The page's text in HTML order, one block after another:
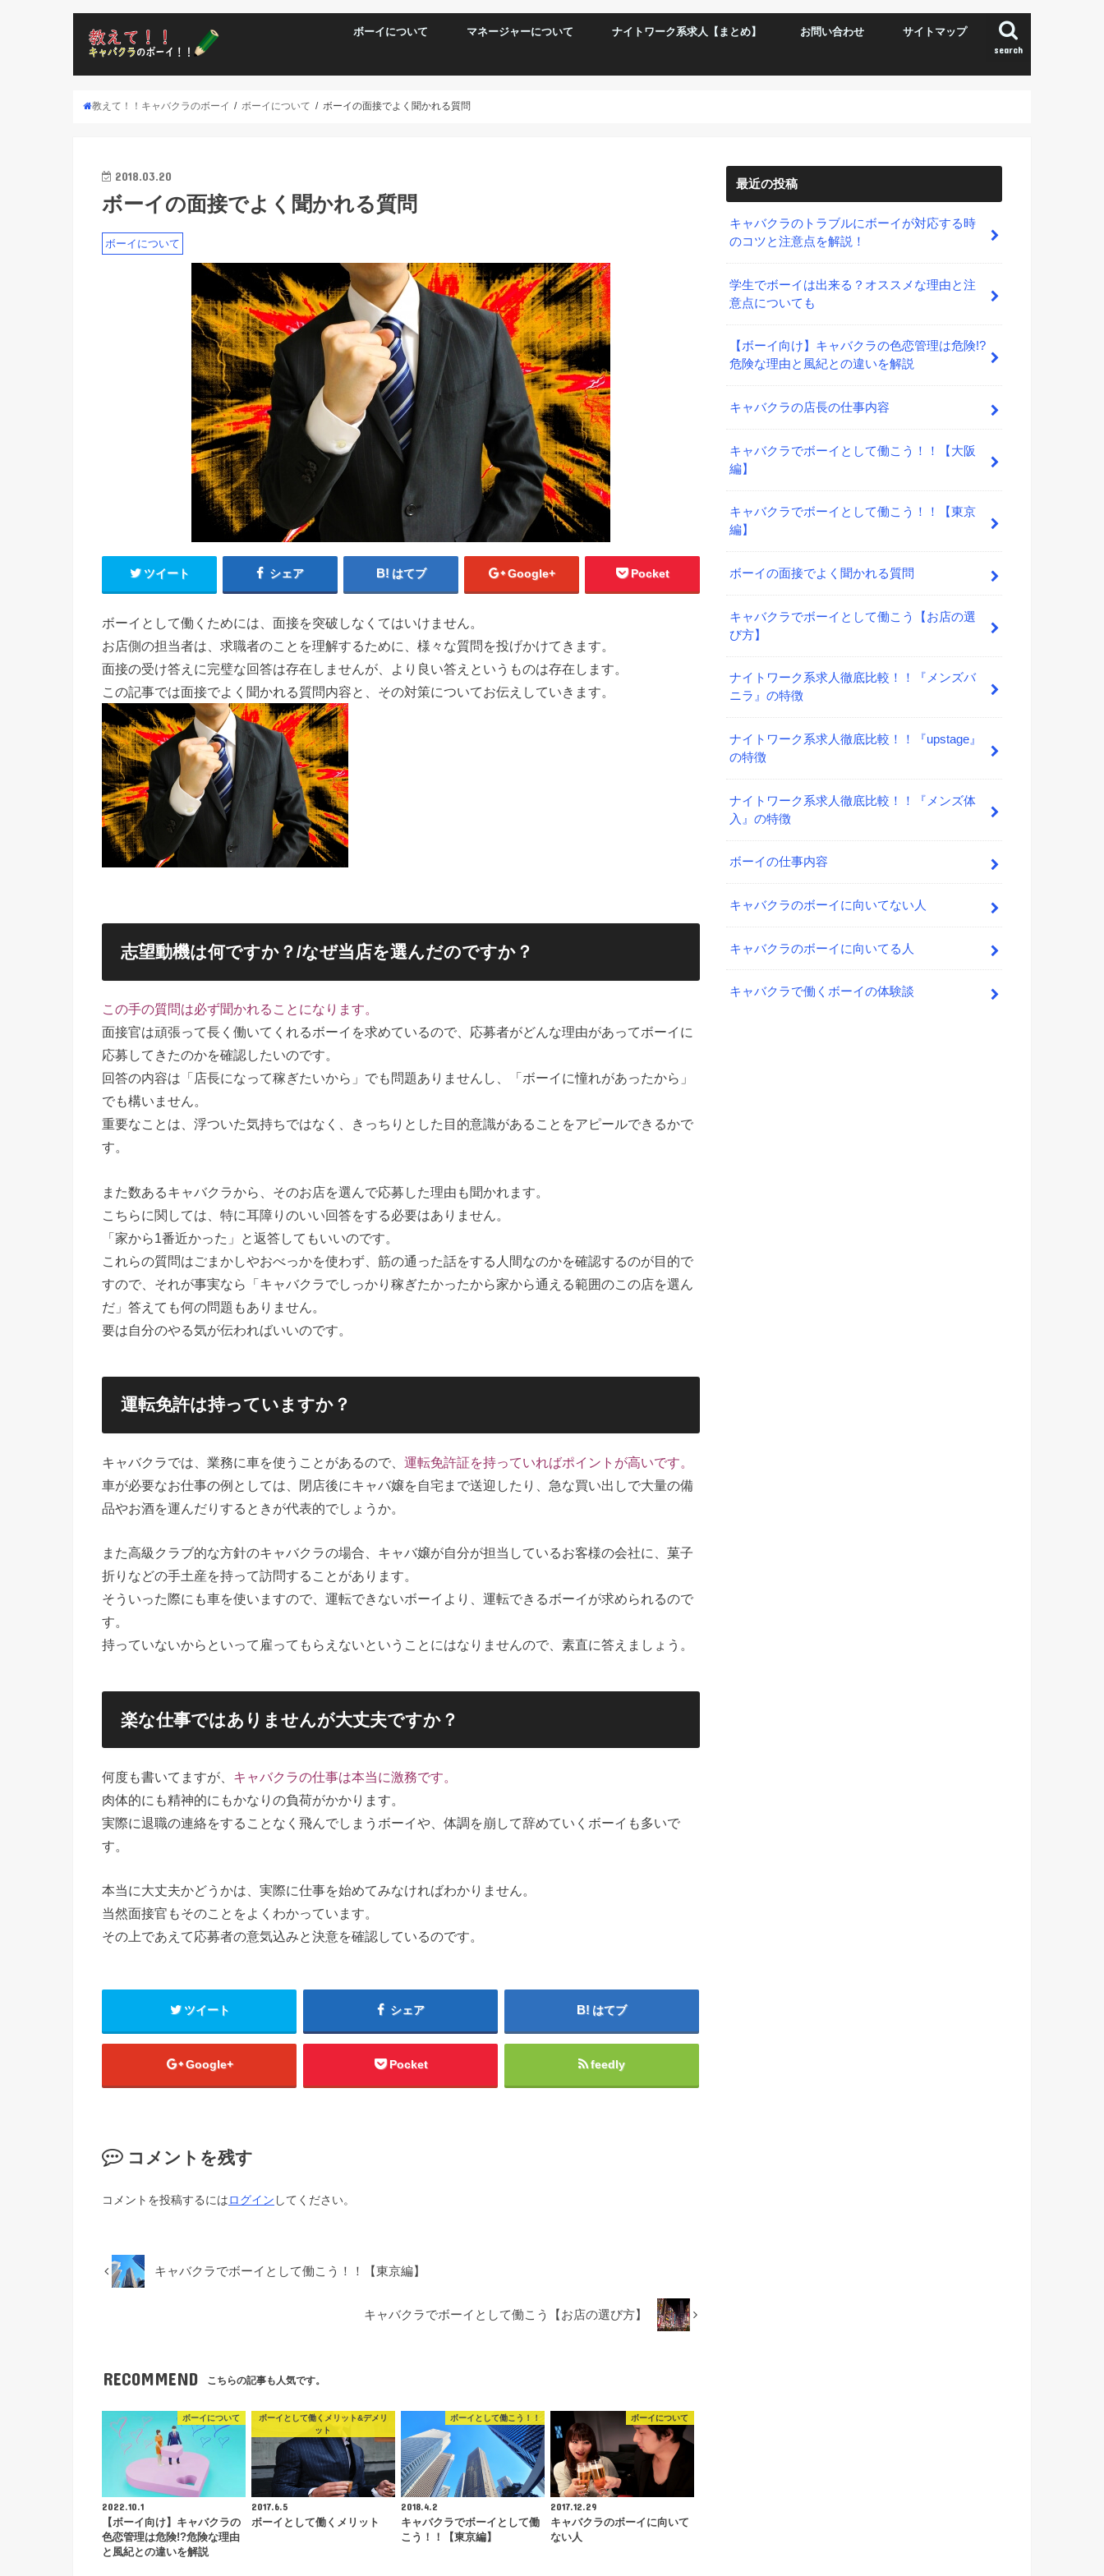
search
ボーイについて マネージャーについて ナイトワーク系求人【まとめ】 お問い合わせ サイトマップ
教えて！！キャバクラのボーイ ボーイについて ボーイの面接でよく聞かれる質問
2018.03.20
ボーイの面接でよく聞かれる質問
ボーイについて
ツイート シェア はてブ Google+ Pocket
ボーイとして働くためには、面接を突破しなくてはいけません。
お店側の担当者は、求職者のことを理解するために、様々な質問を投げかけてきます。
面接の受け答えに完璧な回答は存在しませんが、より良い答えというものは存在します。
この記事では面接でよく聞かれる質問内容と、その対策についてお伝えしていきます。
志望動機は何ですか？/なぜ当店を選んだのですか？
この手の質問は必ず聞かれることになります。
面接官は頑張って長く働いてくれるボーイを求めているので、応募者がどんな理由があってボーイに
応募してきたのかを確認したいのです。
回答の内容は「店長になって稼ぎたいから」でも問題ありませんし、「ボーイに憧れがあったから」
でも構いません。
重要なことは、浮ついた気持ちではなく、きっちりとした目的意識があることをアピールできるかで
す。
また数あるキャバクラから、そのお店を選んで応募した理由も聞かれます。
こちらに関しては、特に耳障りのいい回答をする必要はありません。
「家から1番近かった」と返答してもいいのです。
これらの質問はごまかしやおべっかを使わず、筋の通った話をする人間なのかを確認するのが目的で
すので、それが事実なら「キャバクラでしっかり稼ぎたかったから家から通える範囲のこの店を選ん
だ」答えても何の問題もありません。
要は自分のやる気が伝わればいいのです。
運転免許は持っていますか？
キャバクラでは、業務に車を使うことがあるので、 運転免許証を持っていればポイントが高いです。
車が必要なお仕事の例としては、閉店後にキャバ嬢を自宅まで送迎したり、急な買い出しで大量の備
品やお酒を運んだりするときが代表的でしょうか。
また高級クラブ的な方針のキャバクラの場合、キャバ嬢が自分が担当しているお客様の会社に、菓子
折りなどの手土産を持って訪問することがあります。
そういった際にも車を使いますので、運転できないボーイより、運転できるボーイが求められるので
す。
持っていないからといって雇ってもらえないということにはなりませんので、素直に答えましょう。
楽な仕事ではありませんが大丈夫ですか？
何度も書いてますが、 キャバクラの仕事は本当に激務です。
肉体的にも精神的にもかなりの負荷がかかります。
実際に退職の連絡をすることなく飛んでしまうボーイや、体調を崩して辞めていくボーイも多いで
す。
本当に大丈夫かどうかは、実際に仕事を始めてみなければわかりません。
当然面接官もそのことをよくわかっています。
その上であえて応募者の意気込みと決意を確認しているのです。
ツイート シェア はてブ
Google+ Pocket feedly
コメントを残す
コメントを投稿するにはログイン してください。
キャバクラでボーイとして働こう！！【東京編】
キャバクラでボーイとして働こう【お店の選び方】
RECOMMEND こちらの記事も人気です。
ボーイについて
2022.10.1
【ボーイ向け】キャバクラの
色恋管理は危険!?危険な理由
と風紀との違いを解説
ボーイとして働くメリット&デメリ
ット
2017.6.5
ボーイとして働くメリット
ボーイとして働こう！！
2018.4.2
キャバクラでボーイとして働
こう！！【東京編】
ボーイについて
2017.12.29
キャバクラのボーイに向いて
ない人
最近の投稿
キャバクラのトラブルにボーイが対応する時
のコツと注意点を解説！
学生でボーイは出来る？オススメな理由と注
意点についても
【ボーイ向け】キャバクラの色恋管理は危険!?
危険な理由と風紀との違いを解説
キャバクラの店長の仕事内容
キャバクラでボーイとして働こう！！【大阪
編】
キャバクラでボーイとして働こう！！【東京
編】
ボーイの面接でよく聞かれる質問
キャバクラでボーイとして働こう【お店の選
び方】
ナイトワーク系求人徹底比較！！『メンズバ
ニラ』の特徴
ナイトワーク系求人徹底比較！！『upstage』
の特徴
ナイトワーク系求人徹底比較！！『メンズ体
入』の特徴
ボーイの仕事内容
キャバクラのボーイに向いてない人
キャバクラのボーイに向いてる人
キャバクラで働くボーイの体験談